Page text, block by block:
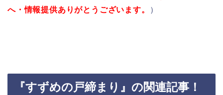
へ・情報提供ありがとうございます。
）
『すずめの戸締まり』の関連記事！